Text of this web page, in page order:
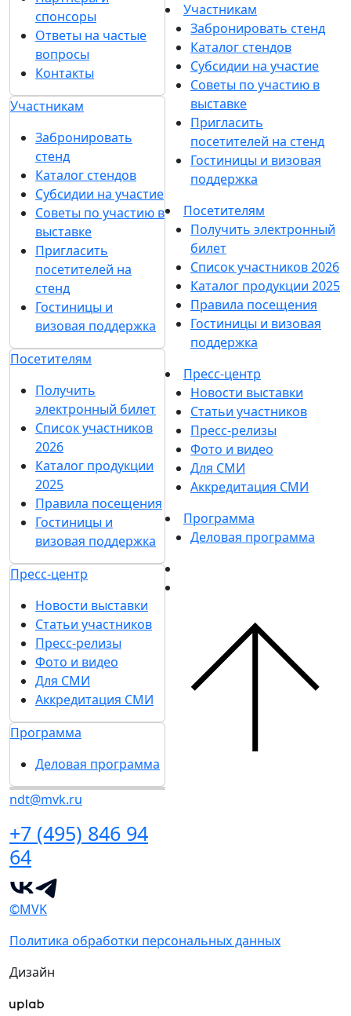
спонсоры
Ответы на частые
вопросы
Контакты
Участникам
Забронировать
стенд
Каталог стендов
Субсидии на участие
Советы по участию в
выставке
Пригласить
посетителей на
стенд
Гостиницы и
визовая поддержка
Посетителям
Получить
электронный билет
Список участников
2026
Каталог продукции
2025
Правила посещения
Гостиницы и
визовая поддержка
Пресс-центр
Новости выставки
Статьи участников
Пресс-релизы
Фото и видео
Для СМИ
Аккредитация СМИ
Программа
Деловая программа
ndt@mvk.ru
+7 (495) 846 94
64
Участникам
Забронировать стенд
Каталог стендов
Субсидии на участие
Советы по участию в
выставке
Пригласить
посетителей на стенд
Гостиницы и визовая
поддержка
Посетителям
Получить электронный
билет
Список участников 2026
Каталог продукции 2025
Правила посещения
Гостиницы и визовая
поддержка
Пресс-центр
Новости выставки
Статьи участников
Пресс-релизы
Фото и видео
Для СМИ
Аккредитация СМИ
Программа
Деловая программа
©MVK
Политика обработки персональных данных
Дизайн